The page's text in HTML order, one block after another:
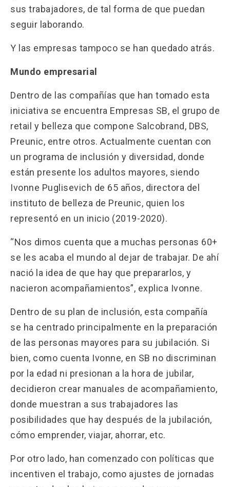
sus trabajadores, de tal forma de que puedan
seguir laborando.
Y las empresas tampoco se han quedado atrás.
Mundo empresarial
Dentro de las compañías que han tomado esta
iniciativa se encuentra Empresas SB, el grupo de
retail y belleza que compone Salcobrand, DBS,
Preunic, entre otros. Actualmente cuentan con
un programa de inclusión y diversidad, donde
están presente los adultos mayores, siendo
Ivonne Puglisevich de 65 años, directora del
instituto de belleza de Preunic, quien los
representó en un inicio (2019-2020).
“Nos dimos cuenta que a muchas personas 60+
se les acaba el mundo al dejar de trabajar. De ahí
nació la idea de que hay que prepararlos, y
nacieron acompañamientos”, explica Ivonne.
Dentro de su plan de inclusión, esta compañía
se ha centrado principalmente en la preparación
de las personas mayores para su jubilación. Si
bien, como cuenta Ivonne, en SB no discriminan
por la edad ni presionan a la hora de jubilar,
decidieron crear manuales de acompañamiento,
donde muestran a sus trabajadores las
posibilidades que hay después de la jubilación,
cómo emprender, viajar, ahorrar, etc.
Por otro lado, han comenzado con políticas que
incentiven el trabajo, como ajustes de jornadas